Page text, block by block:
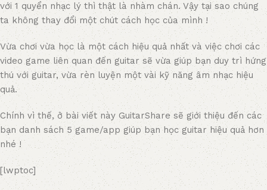
với 1 quyển nhạc lý thì thật là nhàm chán. Vậy tại sao chúng
ta không thay đổi một chút cách học của mình !
Vừa chơi vừa học là một cách hiệu quả nhất và việc chơi các
video game liên quan đến guitar sẽ vừa giúp bạn duy trì hứng
thú với guitar, vừa rèn luyện một vài kỹ năng âm nhạc hiệu
quả.
Chính vì thế, ở bài viết này GuitarShare sẽ giới thiệu đến các
bạn danh sách 5 game/app giúp bạn học guitar hiệu quả hơn
nhé !
[lwptoc]